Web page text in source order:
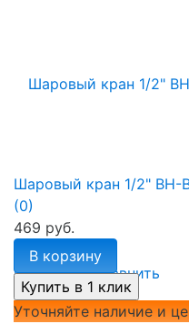
избранное сравнить
Шаровый кран 1/2" ВН-
(0)
469 руб.
В корзину
Уточняйте наличие и